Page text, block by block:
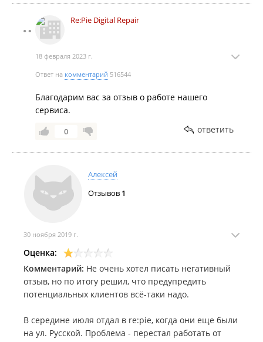
Re:Pie Digital Repair
18 февраля 2023 г.
Ответ на комментарий 516544
Благодарим вас за отзыв о работе нашего
сервиса.
0 ответить
Алексей
Отзывов 1
30 ноября 2019 г.
Оценка:
Комментарий: Не очень хотел писать негативный
отзыв, но по итогу решил, что предупредить
потенциальных клиентов всё-таки надо.
В середине июля отдал в re:pie, когда они еще были
на ул. Русской. Проблема - перестал работать от